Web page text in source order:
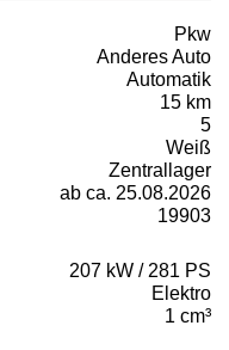
Pkw
Anderes Auto
Automatik
15 km
5
Weiß
Zentrallager
ab ca. 25.08.2026
19903
207 kW / 281 PS
Elektro
1 cm³